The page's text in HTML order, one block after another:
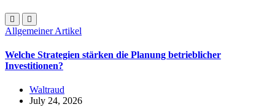
Allgemeiner Artikel
Welche Strategien stärken die Planung betrieblicher
Investitionen?
Waltraud
July 24, 2026